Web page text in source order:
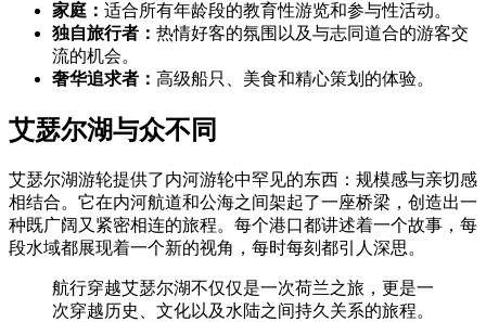
家庭： 适合所有年龄段的教育性游览和参与性活动。
独自旅行者： 热情好客的氛围以及与志同道合的游客交
流的机会。
奢华追求者： 高级船只、美食和精心策划的体验。
艾瑟尔湖与众不同
艾瑟尔湖游轮提供了内河游轮中罕见的东西：规模感与亲切感
相结合。它在内河航道和公海之间架起了一座桥梁，创造出一
种既广阔又紧密相连的旅程。每个港口都讲述着一个故事，每
段水域都展现着一个新的视角，每时每刻都引人深思。
航行穿越艾瑟尔湖不仅仅是一次荷兰之旅，更是一
次穿越历史、文化以及水陆之间持久关系的旅程。